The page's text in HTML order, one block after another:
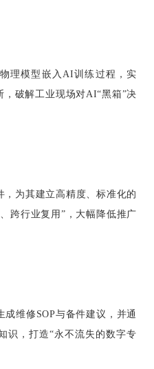
理模型嵌入AI训练过程，实
，破解工业现场对AI“黑箱”决
为其建立高精度、标准化的
跨行业复用”，大幅降低推广
维修SOP与备件建议，并通
识，打造“永不流失的数字专